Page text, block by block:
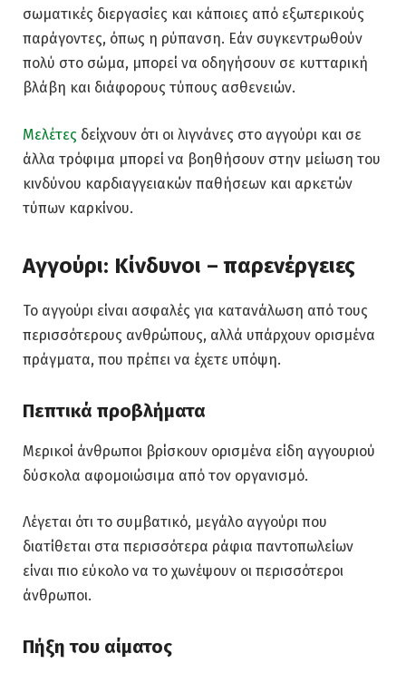
σωματικές διεργασίες και κάποιες από εξωτερικούς
παράγοντες, όπως η ρύπανση. Εάν συγκεντρωθούν
πολύ στο σώμα, μπορεί να οδηγήσουν σε κυτταρική
βλάβη και διάφορους τύπους ασθενειών.
Μελέτες δείχνουν ότι οι λιγνάνες στο αγγούρι και σε
άλλα τρόφιμα μπορεί να βοηθήσουν στην μείωση του
κινδύνου καρδιαγγειακών παθήσεων και αρκετών
τύπων καρκίνου.
Αγγούρι: Κίνδυνοι – παρενέργειες
Το αγγούρι είναι ασφαλές για κατανάλωση από τους
περισσότερους ανθρώπους, αλλά υπάρχουν ορισμένα
πράγματα, που πρέπει να έχετε υπόψη.
Πεπτικά προβλήματα
Μερικοί άνθρωποι βρίσκουν ορισμένα είδη αγγουριού
δύσκολα αφομοιώσιμα από τον οργανισμό.
Λέγεται ότι το συμβατικό, μεγάλο αγγούρι που
διατίθεται στα περισσότερα ράφια παντοπωλείων
είναι πιο εύκολο να το χωνέψουν οι περισσότεροι
άνθρωποι.
Πήξη του αίματος